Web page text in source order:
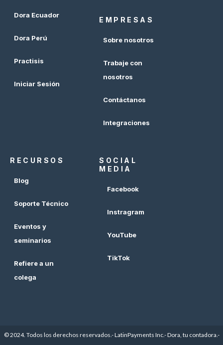
Dora Ecuador
Dora Perú
Practisis
Iniciar Sesión
EMPRESAS
Sobre nosotros
Trabaje con
nosotros
Contáctanos
Integraciones
RECURSOS
Blog
Soporte Técnico
Eventos y
seminarios
Refiere a un
colega
SOCIAL
MEDIA
Facebook
Instragram
YouTube
TikTok
© 2024. Todos los derechos reservados.- LatinPayments Inc.- Dora, tu contadora.-